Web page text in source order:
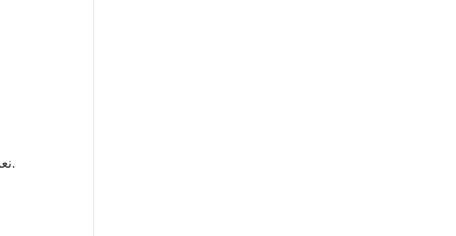
نعم، فالتغذية المتوازنة تؤثر مباشرة على كيمياء الدماغ ومستوى الاستقرار النفسي على المدى الطويل.